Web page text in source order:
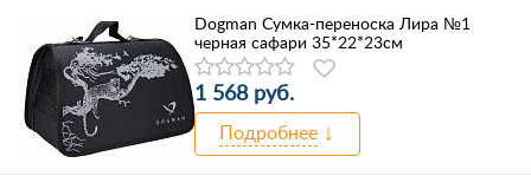
Dogman Сумка-переноска Лира №1
черная сафари 35*22*23см
1 568 руб.
Подробнее